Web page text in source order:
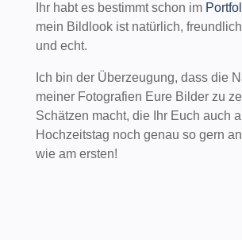
Ihr habt es bestimmt schon im
mein Bildlook ist natürlich,
und echt.
Ich bin der Überzeugung, dass die
meiner Fotografien Eure Bilder zu
Schätzen macht, die Ihr Euch auch
Hochzeitstag noch genau so gern
wie am ersten!